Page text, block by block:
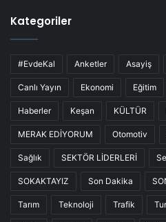
Kategoriler
#EvdeKal Anketler Asayiş
Canlı Yayın Ekonomi Eğitim
Haberler Keşan KÜLTÜR
MERAK EDİYORUM Otomotiv
Sağlık SEKTÖR LİDERLERİ
SOKAKTAYIZ Son Dakika
Tarım Teknoloji Trafik